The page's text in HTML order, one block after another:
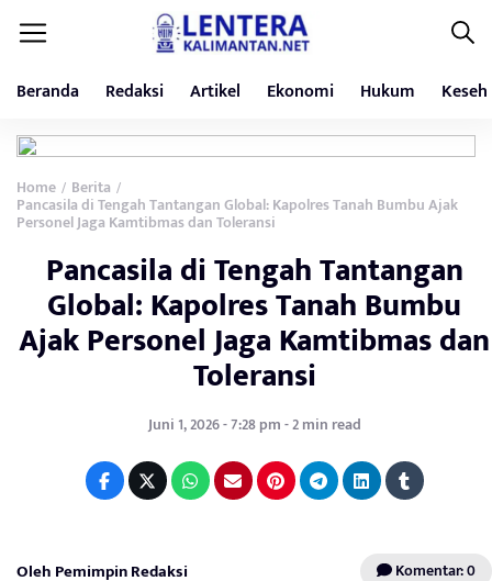
Beranda Redaksi Artikel Ekonomi Hukum
Home / Berita /
Pancasila di Tengah Tantangan Global: Kapolres Tanah Bumbu Ajak
Personel Jaga Kamtibmas dan Toleransi
Pancasila di Tengah Tantangan
Global: Kapolres Tanah Bumbu
Ajak Personel Jaga Kamtibmas dan
Toleransi
Juni 1, 2026 - 7:28 pm - 2 min read
Oleh Pemimpin Redaksi Komentar: 0